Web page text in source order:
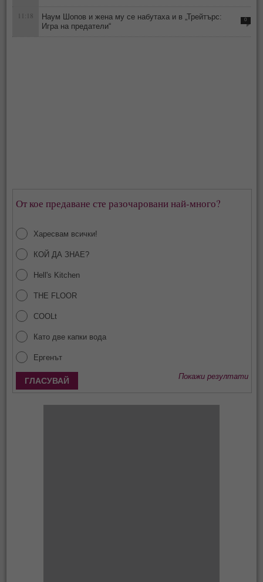
11:18
Наум Шопов и жена му се набутаха и в „Трейтърс:
Игра на предатели“
0
От кое предаване сте разочаровани най-много?
Харесвам всички!
КОЙ ДА ЗНАЕ?
Hell's Kitchen
THE FLOOR
COOLt
Като две капки вода
Ергенът
Покажи резултати